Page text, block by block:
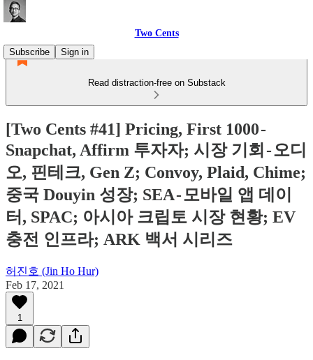
Two Cents
Subscribe
Sign in
Read distraction-free on Substack
[Two Cents #41] Pricing, First 1000 -
Snapchat, Affirm 투자자; 시장 기회 - 오디
오, 핀테크, Gen Z; Convoy, Plaid, Chime;
중국 Douyin 성장; SEA - 모바일 앱 데이
터, SPAC; 아시아 크립토 시장 현황; EV
충전 인프라; ARK 백서 시리즈
허진호 (Jin Ho Hur)
Feb 17, 2021
1